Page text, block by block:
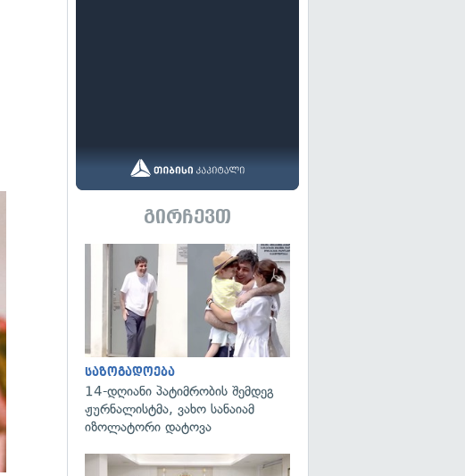
გირჩევთ
საზოგადოება
14-დღიანი პატიმრობის შემდეგ
ჟურნალისტმა, ვახო სანაიამ
იზოლატორი დატოვა